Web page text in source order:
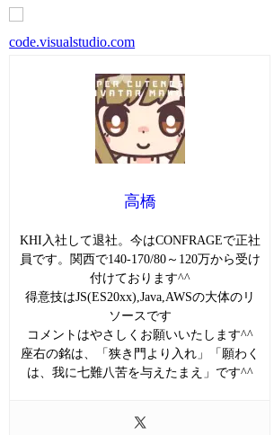
code.visualstudio.com
高橋
KHI入社して退社。今はCONFRAGEで正社
員です。関西で140-170/80～120万から受け
付けております^^
得意技はJS(ES20xx),Java,AWSの大体のリ
ソースです
コメントはやさしくお願いいたします^^
座右の銘は、「狭き門より入れ」「願わく
は、我に七難八苦を与えたまえ」です^^